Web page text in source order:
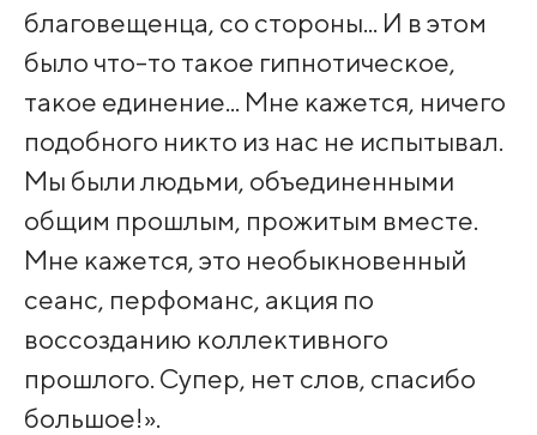
благовещенца, со стороны... И в этом
было что-то такое гипнотическое,
такое единение... Мне кажется, ничего
подобного никто из нас не испытывал.
Мы были людьми, объединенными
общим прошлым, прожитым вместе.
Мне кажется, это необыкновенный
сеанс, перфоманс, акция по
воссозданию коллективного
прошлого. Супер, нет слов, спасибо
большое!».